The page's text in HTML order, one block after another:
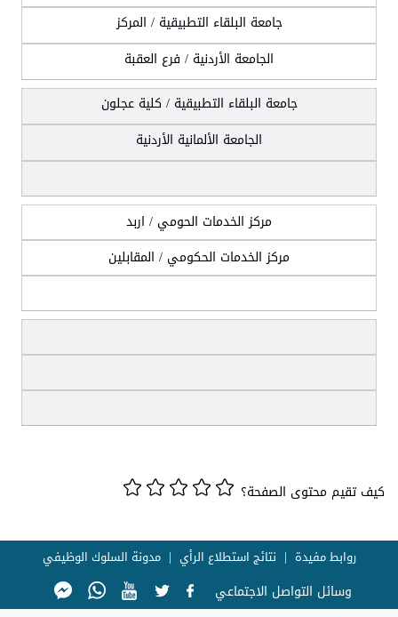
جامعة البلقاء التطبيقية / المركز
الجامعة الأردنية / فرع العقبة
جامعة البلقاء التطبيقية / كلية عجلون
الجامعة الألمانية الأردنية
مركز الخدمات الحومي / اربد
مركز الخدمات الحكومي / المقابلين
كيف تقيم محتوى الصفحة؟
روابط مفيدة نتائج استطلاع الرأي مدونة السلوك الوظيفي
وسائل التواصل الاجتماعي